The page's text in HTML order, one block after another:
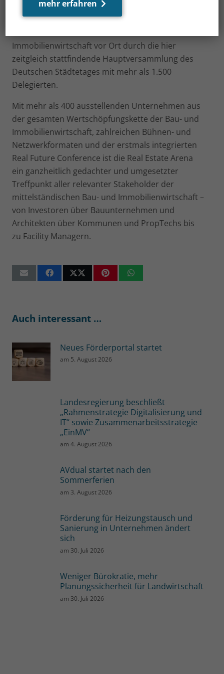
Zulauf von Kommunen und kommunalen
Wirtschaftsförderungen. Noch einmal intensiviert
Immobilienwirtschaft vor Ort durch die hier
zeitgleich stattfindende Hauptversammlung des
Deutschen Städtetages mit mehr als 1.500
Delegierten.
Mit mehr als 400 ausstellenden Unternehmen aus
der gesamten Wertschöpfungskette der Bau- und
Immobilienwirtschaft, zahlreichen Bühnen- und
Netzwerkformaten und der erstmals integrierten
Real Future Conference ist die Real Estate Arena
ein ganzheitlich gedachter und umgesetzter
Treffpunkt aller relevanter Stakeholder der
mittelständischen Bau- und Immobilienwirtschaft –
von Investoren über Bauunternehmen und
Architekten über Kommunen und PropTechs bis
zu Facility Managern.
Auch interessant …
Neues Förderportal startet
am 5. August 2026
Landesregierung beschließt
„Rahmenstrategie Digitalisierung und
IT“ sowie Zusammenarbeitsstrategie
„EinMV“
am4. August 2026
AVdual startet nach den
Sommerferien
am 3. August 2026
Förderung für Heizungstausch und
Sanierung in Unternehmen ändert
sich
am 30. Juli 2026
Weniger Bürokratie, mehr
Planungssicherheit für Landwirtschaft
am 30. Juli 2026
mehr erfahren